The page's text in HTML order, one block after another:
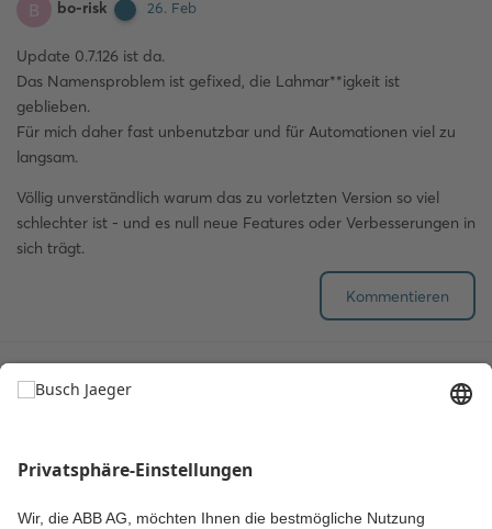
B bo-risk 26. Feb
Update 0.7.126 ist da.
Das Namensproblem ist gefixed, die Lahmar**igkeit ist
geblieben.
Für mich daher fast unbenutzbar und für Automationen viel zu
langsam.
Völlig unverständlich warum das zu vorletzten Version so viel
schlechter ist - und es null neue Features oder Verbesserungen in
sich trägt.
Kommentieren